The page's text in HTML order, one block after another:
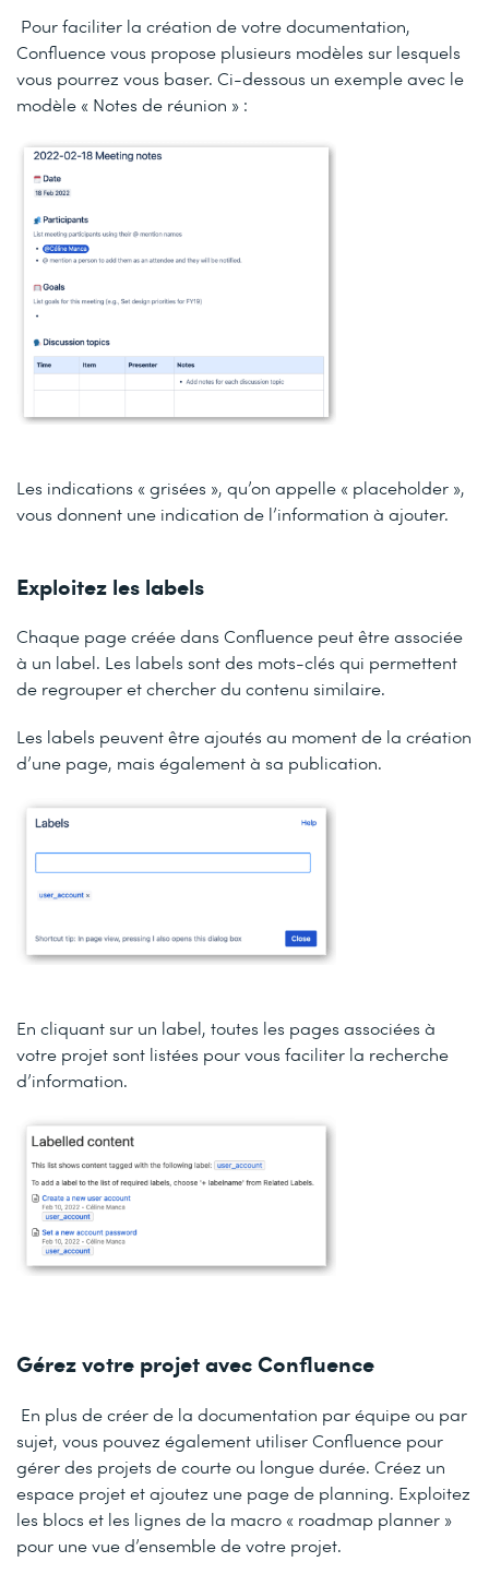
Pour faciliter la création de votre documentation,
Confluence vous propose plusieurs modèles sur lesquels
vous pourrez vous baser. Ci-dessous un exemple avec le
modèle « Notes de réunion » :
Les indications « grisées », qu’on appelle « placeholder »,
vous donnent une indication de l’information à ajouter.
Exploitez les labels
Chaque page créée dans Confluence peut être associée
à un label. Les labels sont des mots-clés qui permettent
de regrouper et chercher du contenu similaire.
Les labels peuvent être ajoutés au moment de la création
d’une page, mais également à sa publication.
En cliquant sur un label, toutes les pages associées à
votre projet sont listées pour vous faciliter la recherche
d’information.
Gérez votre projet avec Confluence
En plus de créer de la documentation par équipe ou par
sujet, vous pouvez également utiliser Confluence pour
gérer des projets de courte ou longue durée. Créez un
espace projet et ajoutez une page de planning. Exploitez
les blocs et les lignes de la macro « roadmap planner »
pour une vue d’ensemble de votre projet.